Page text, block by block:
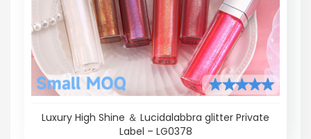
Luxury High Shine ＆ Lucidalabbra glitter Private
Label – LG0378